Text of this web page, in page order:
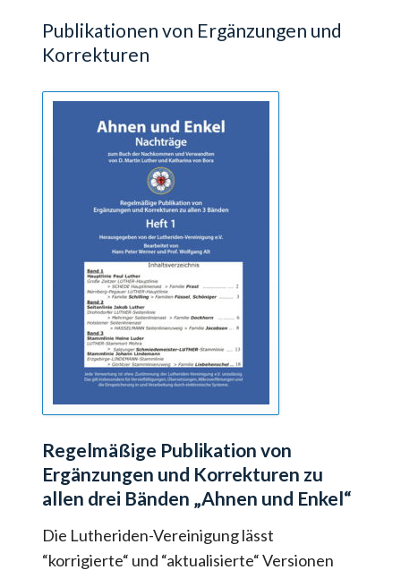
Publikationen von Ergänzungen und
Korrekturen
Regelmäßige Publikation von
Ergänzungen und Korrekturen zu
allen drei Bänden „Ahnen und Enkel“
Die Lutheriden-Vereinigung lässt
“korrigierte“ und “aktualisierte“ Versionen